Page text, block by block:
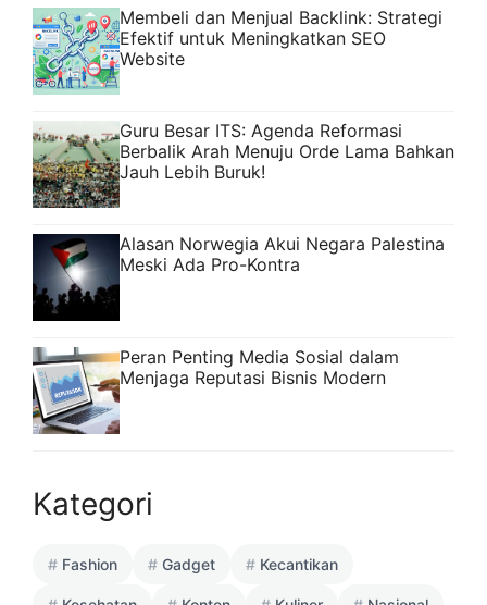
Membeli dan Menjual Backlink: Strategi
Efektif untuk Meningkatkan SEO
Website
Guru Besar ITS: Agenda Reformasi
Berbalik Arah Menuju Orde Lama Bahkan
Jauh Lebih Buruk!
Alasan Norwegia Akui Negara Palestina
Meski Ada Pro-Kontra
Peran Penting Media Sosial dalam
Menjaga Reputasi Bisnis Modern
Kategori
Fashion Gadget Kecantikan